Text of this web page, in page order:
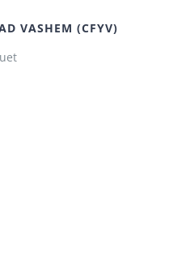
VASHEM (CFYV)